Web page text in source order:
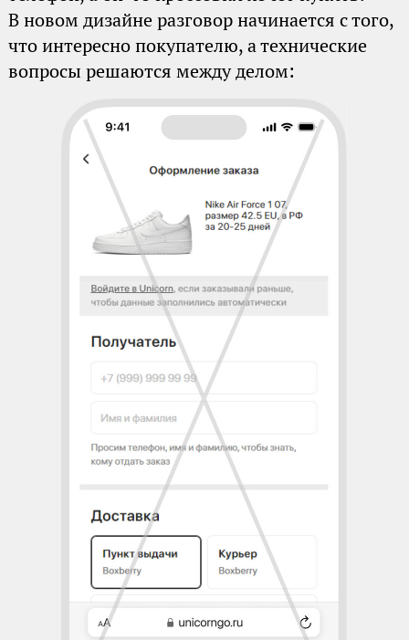
В новом дизайне разговор начинается с того,
что интересно покупателю, а технические
вопросы решаются между делом: